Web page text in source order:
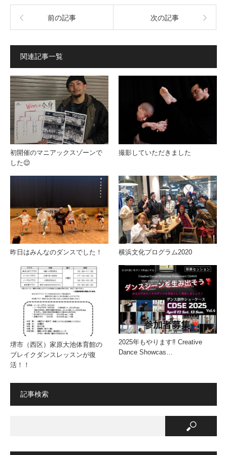
前の記事 次の記事
関連記事一覧
初開催のマニアックスゾーンで
した😌
撮影していただきました
昨日はみんなのダンスでした！ 横浜文化プログラム2020
堺市（西区）家原大池体育館の
ブレイクダンスレッスンが復
活！！
2025年もやります‼️ Creative
Dance Showcas…
記事検索